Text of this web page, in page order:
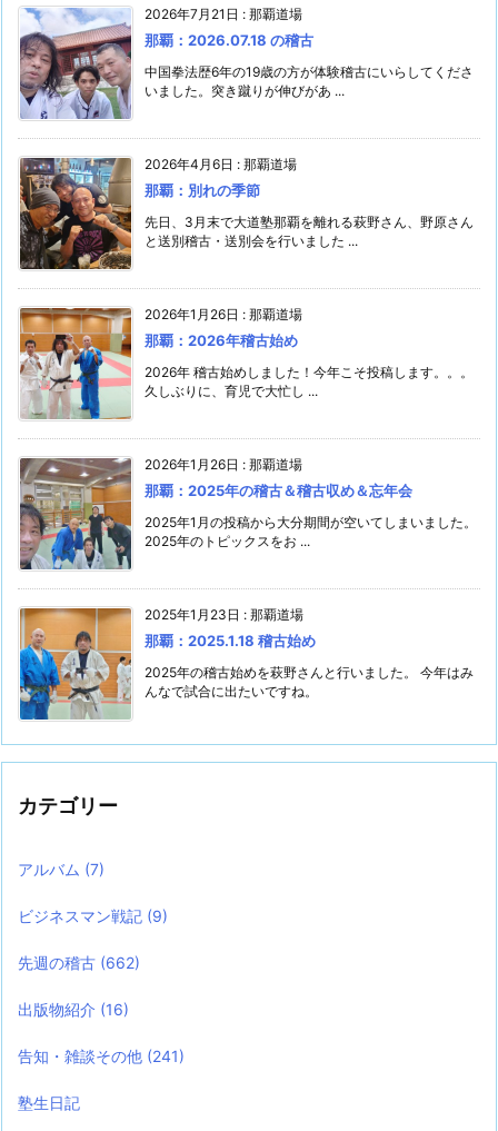
2026年7月21日 : 那覇道場
那覇：2026.07.18 の稽古
中国拳法歴6年の19歳の方が体験稽古にいらしてくださ
いました。突き蹴りが伸びがあ ...
2026年4月6日 : 那覇道場
那覇：別れの季節
先日、3月末で大道塾那覇を離れる萩野さん、野原さん
と送別稽古・送別会を行いました ...
2026年1月26日 : 那覇道場
那覇：2026年稽古始め
2026年 稽古始めしました！今年こそ投稿します。。。
久しぶりに、育児で大忙し ...
2026年1月26日 : 那覇道場
那覇：2025年の稽古＆稽古収め＆忘年会
2025年1月の投稿から大分期間が空いてしまいました。
2025年のトピックスをお ...
2025年1月23日 : 那覇道場
那覇：2025.1.18 稽古始め
2025年の稽古始めを萩野さんと行いました。 今年はみ
んなで試合に出たいですね。
カテゴリー
アルバム (7)
ビジネスマン戦記 (9)
先週の稽古 (662)
出版物紹介 (16)
告知・雑談その他 (241)
塾生日記